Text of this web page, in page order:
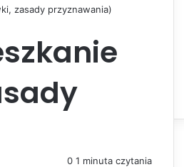
zasady przyznawania)
0 1 minuta czytania